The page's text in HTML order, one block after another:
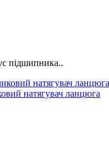
підшипника..
натягувач ланцюга